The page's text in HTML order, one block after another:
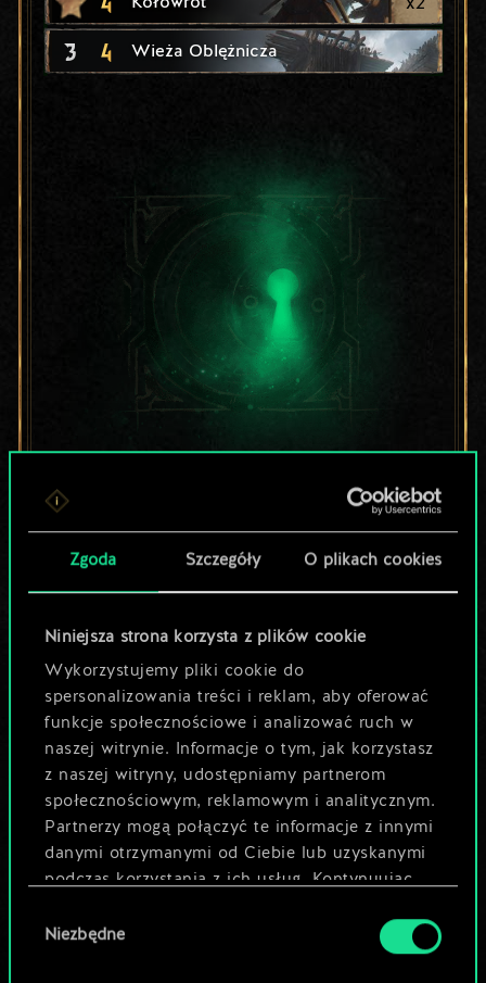
Zgoda Szczegóły O plikach cookies
Niniejsza strona korzysta z plików cookie
Wykorzystujemy pliki cookie do
spersonalizowania treści i reklam, aby oferować
funkcje społecznościowe i analizować ruch w
naszej witrynie. Informacje o tym, jak korzystasz
z naszej witryny, udostępniamy partnerom
społecznościowym, reklamowym i analitycznym.
Partnerzy mogą połączyć te informacje z innymi
danymi otrzymanymi od Ciebie lub uzyskanymi
podczas korzystania z ich usług. Kontynuując
używanie plików cookie.
zgody
Niezbędne
3 4 Wieża Oblężnicza
Lubisz grać tą talią?
Pomóż społeczności
odkryć jej
potencjał!
Nazwij talię i opisz swoją strategię
Edytuj talię
LUB